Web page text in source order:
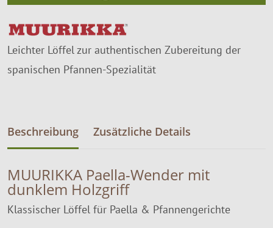
Leichter Löffel zur authentischen Zubereitung der
spanischen Pfannen-Spezialität
Beschreibung Zusätzliche Details
MUURIKKA Paella-Wender mit
dunklem Holzgriff
Klassischer Löffel für Paella & Pfannengerichte